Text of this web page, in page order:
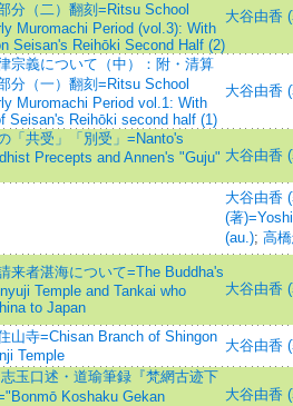
分（二）翻刻=Ritsu School
Muromachi Period (vol.3): With
Seisan's Reihōki Second Half (2)
大谷由香
宗義について（中）：附・清算
分（一）翻刻=Ritsu School
Muromachi Period vol.1: With
Seisan's Reihōki second half (1)
大谷由香
「共受」「別受」=Nanto's
Precepts and Annen's "Guju" 大谷由香
大谷由香
(著
(au.); 高
来者湛海について=The Buddha's
Temple and Tankai who
to Japan
大谷由香
山寺=Chisan Branch of Shingon
Temple
大谷由香
玉口述・道瑜筆録『梵網古迹下
Koshaku Gekan
大谷由香